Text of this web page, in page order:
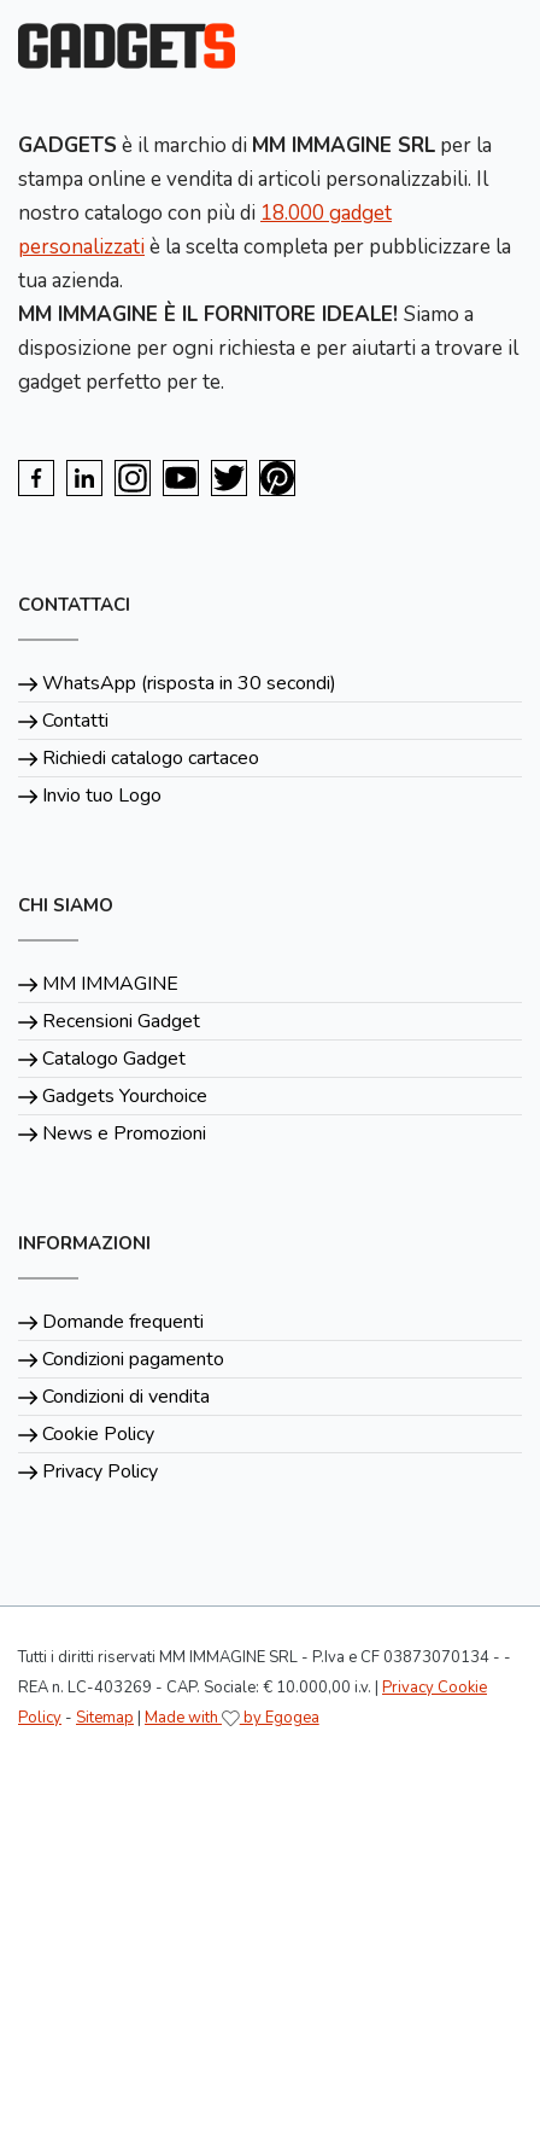
GADGETS è il marchio di MM IMMAGINE SRL per la
stampa online e vendita di articoli personalizzabili. Il
nostro catalogo con più di 18.000 gadget
personalizzatiè la scelta completa per pubblicizzare la
tua azienda.
MM IMMAGINE È IL FORNITORE IDEALE! Siamo a
disposizione per ogni richiesta e per aiutarti a trovare il
gadget perfetto per te.
CONTATTACI
WhatsApp (risposta in 30 secondi)
Contatti
Richiedi catalogo cartaceo
Invio tuo Logo
CHI SIAMO
MM IMMAGINE
Recensioni Gadget
Catalogo Gadget
Gadgets Yourchoice
News e Promozioni
INFORMAZIONI
Domande frequenti
Condizioni pagamento
Condizioni di vendita
Cookie Policy
Privacy Policy
Tutti i diritti riservati MM IMMAGINE SRL - P.Iva e CF 03873070134 - -
REA n. LC-403269 - CAP. Sociale: € 10.000,00 i.v. | Privacy Cookie
Policy - Sitemap | Made with by Egogea